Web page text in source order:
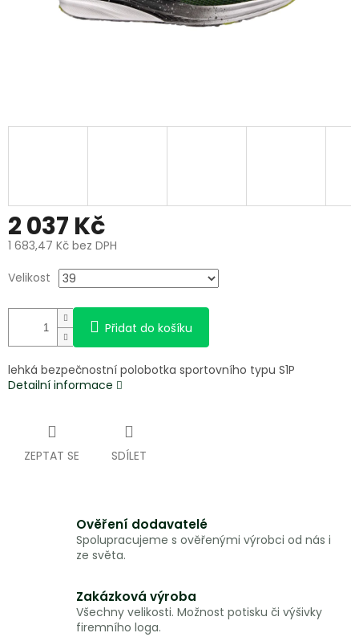
2 037 Kč
1 683,47 Kč bez DPH
cena:
Velikost
Přidat do košíku
lehká bezpečnostní polobotka sportovního typu S1P
Detailní informace
ZEPTAT SE SDÍLET
Ověření dodavatelé
Spolupracujeme s ověřenými výrobci od nás i
ze světa.
Zakázková výroba
Všechny velikosti. Možnost potisku či výšivky
firemního loga.